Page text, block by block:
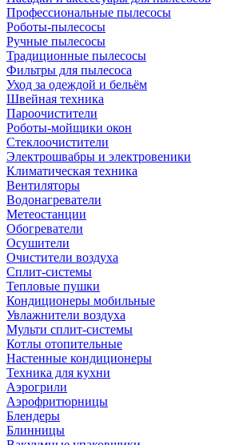
Профессиональные пылесосы
Роботы-пылесосы
Ручные пылесосы
Традиционные пылесосы
Фильтры для пылесоса
Уход за одеждой и бельём
Швейная техника
Пароочистители
Роботы-мойщики окон
Стеклоочистители
Электрошвабры и электровеники
Климатическая техника
Вентиляторы
Водонагреватели
Метеостанции
Обогреватели
Осушители
Очистители воздуха
Сплит-системы
Тепловые пушки
Кондиционеры мобильные
Увлажнители воздуха
Мульти сплит-системы
Котлы отопительные
Настенные кондиционеры
Техника для кухни
Аэрогрили
Аэрофритюрницы
Блендеры
Блинницы